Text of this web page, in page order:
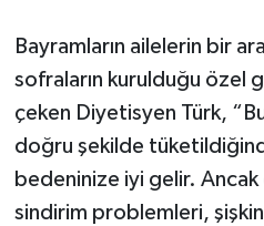
Bayramların ailelerin bir
sofraların kurulduğu özel
çeken Diyetisyen Türk,
doğru şekilde
bedeninize iyi gelir.
sindirim problemleri,